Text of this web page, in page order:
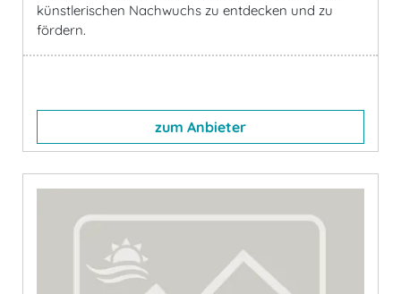
künstlerischen Nachwuchs zu entdecken und zu
fördern.
zum Anbieter